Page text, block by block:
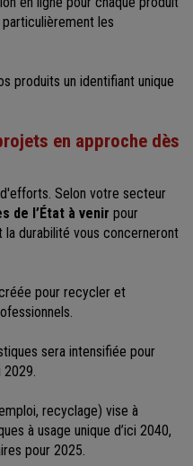
les
produits un identifiant unique
en approche dès
Selon votre secteur
de l’État à venir pour
la durabilité vous concerneront
pour recycler et
sera intensifiée pour
2029.
recyclage) vise à
à usage unique d’ici 2040,
pour 2025.